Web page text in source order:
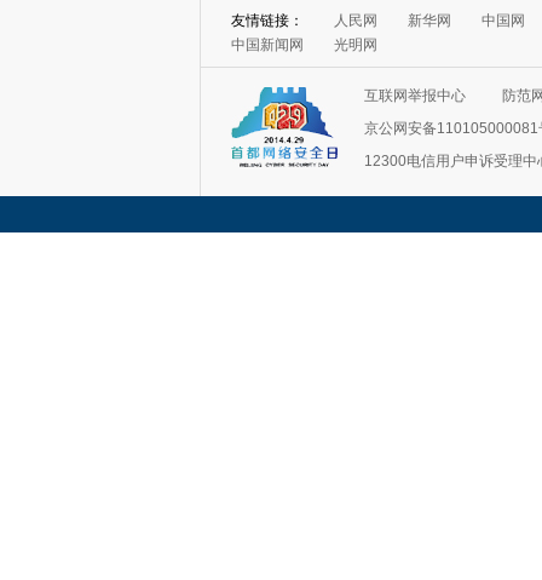
友情链接： 人民网 新华网
中国网
中国新闻网
光明网
互联网举报中心
防范
京公网安备110105000081
12300电信用户申诉受理中